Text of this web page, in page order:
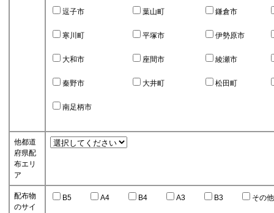
逗子市
寒川町
大和市
秦野市
南足柄市
葉山町
平塚市
座間市
大井町
鎌倉市
伊勢原市
綾瀬市
松田町
他都道
府県配
布エリ
ア
配布物
のサイ
B5 A4 B4 A3 B3 その他